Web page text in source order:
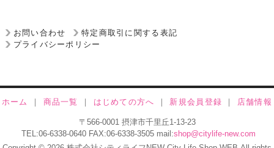
お問い合わせ
特定商取引に関する表記
プライバシーポリシー
ホーム ｜ 商品一覧 ｜ はじめての方へ ｜ 新規会員登録 ｜ 店舗情報
〒566-0001 摂津市千里丘1-13-23
TEL:06-6338-0640 FAX:06-6338-3505 mail:shop@citylife-new.com